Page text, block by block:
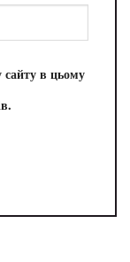
сайту в цьому